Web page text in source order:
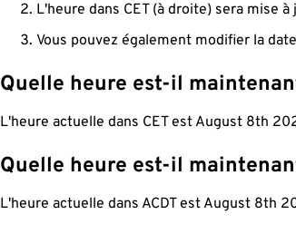
L'heure dans CET (à droite) sera mise
Vous pouvez également modifier la
Quelle heure est-il
L'heure actuelle dans CET est August 8th
Quelle heure est-il
L'heure actuelle dans ACDT est August 8th